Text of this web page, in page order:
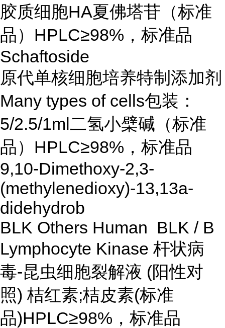
胶质细胞HA夏佛塔苷（标准
品）HPLC≥98%，标准品
Schaftoside
原代单核细胞培养特制添加剂
Many types of cells包装：
5/2.5/1ml二氢小檗碱（标准
品）HPLC≥98%，标准品
9,10-Dimethoxy-2,3-
(methylenedioxy)-13,13a-
didehydrob
BLK Others Human BLK / B
Lymphocyte Kinase 杆状病
毒-昆虫细胞裂解液 (阳性对
照) 桔红素;桔皮素(标准
品)HPLC≥98%，标准品